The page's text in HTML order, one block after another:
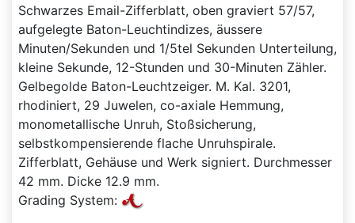
Schwarzes Email-Zifferblatt, oben graviert 57/57,
aufgelegte Baton-Leuchtindizes, äussere
Minuten/Sekunden und 1/5tel Sekunden Unterteilung,
kleine Sekunde, 12-Stunden und 30-Minuten Zähler.
Gelbegolde Baton-Leuchtzeiger. M. Kal. 3201,
rhodiniert, 29 Juwelen, co-axiale Hemmung,
monometallische Unruh, Stoßsicherung,
selbstkompensierende flache Unruhspirale.
Zifferblatt, Gehäuse und Werk signiert. Durchmesser
42 mm. Dicke 12.9 mm.
Grading System: